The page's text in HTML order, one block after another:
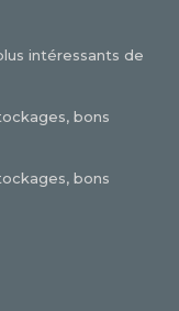
intéressants de
bons
bons